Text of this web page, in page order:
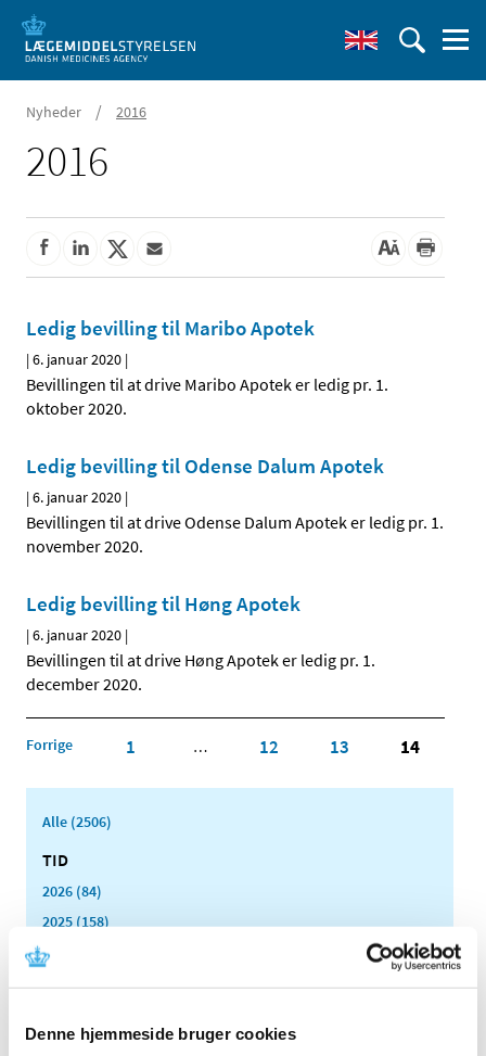
Denne hjemmeside bruger cookies
Nyheder / 2016
2016
Ledig bevilling til Maribo Apotek
|6. januar 2020 |
Bevillingen til at drive Maribo Apotek er ledig pr. 1.
oktober 2020.
Ledig bevilling til Odense Dalum Apotek
|6. januar 2020 |
Bevillingen til at drive Odense Dalum Apotek er ledig pr. 1.
november 2020.
Ledig bevilling til Høng Apotek
|6. januar 2020 |
Bevillingen til at drive Høng Apotek er ledig pr. 1.
december 2020.
Forrige 1 … 12 13 14
Alle (2506)
TID
2026 (84)
2025 (158)
2024 (224)
2021 (516)